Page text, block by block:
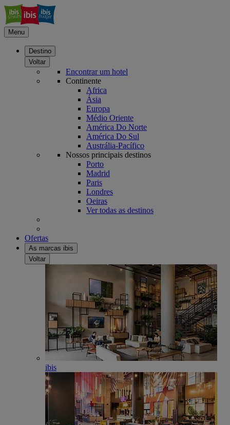
Menu
Destino
Voltar
Encontrar um hotel
Continente
Africa
Ásia
Europa
Médio Oriente
América Do Norte
América Do Sul
Austrália-Pacífico
Nossos principais destinos
Porto
Madrid
Paris
Londres
Oeiras
Ver todas as destinos
Ofertas
As marcas ibis
Voltar
ibis